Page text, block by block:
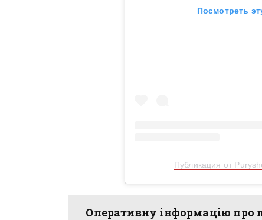
Посмотреть
Публикация от
Оперативну інформацію про